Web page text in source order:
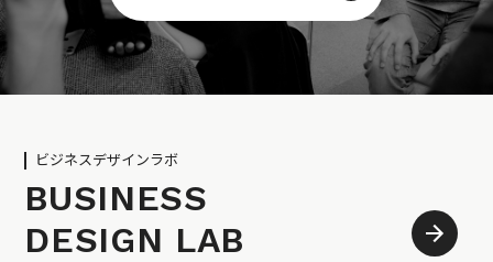
ビジネスデザインラボ
BUSINESS
DESIGN LAB